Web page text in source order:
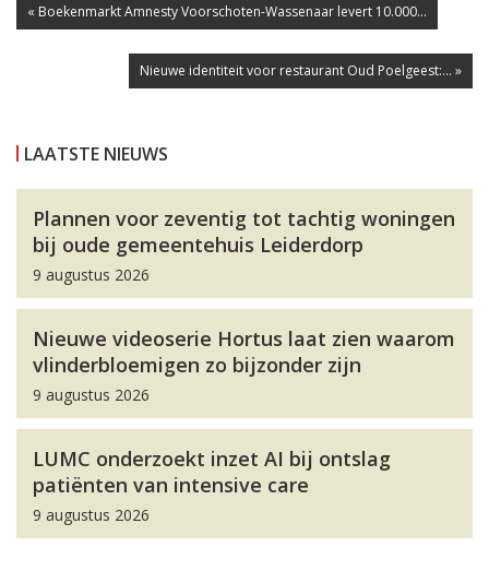
« Boekenmarkt Amnesty Voorschoten-Wassenaar levert 10.000...
Nieuwe identiteit voor restaurant Oud Poelgeest:... »
LAATSTE NIEUWS
Plannen voor zeventig tot tachtig woningen
bij oude gemeentehuis Leiderdorp
9 augustus 2026
Nieuwe videoserie Hortus laat zien waarom
vlinderbloemigen zo bijzonder zijn
9 augustus 2026
LUMC onderzoekt inzet AI bij ontslag
patiënten van intensive care
9 augustus 2026